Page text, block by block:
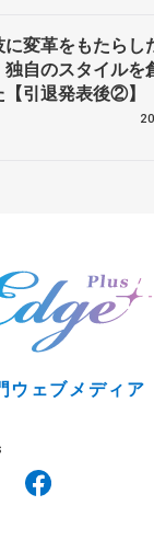
変革をもたらし
自のスタイルを
引退発表後②】
ウェブメディア